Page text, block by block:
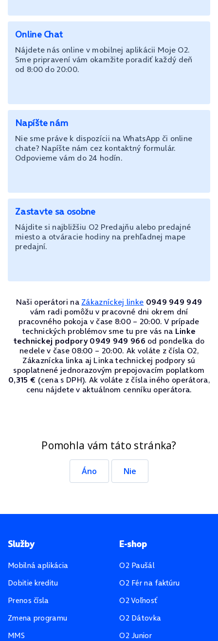
Online Chat
Nájdete nás online v mobilnej aplikácii Moje O2.
Sme pripravení vám okamžite poradiť každý deň
od 8:00 do 20:00.
Napíšte nám
Nie sme práve k dispozícii na WhatsApp či online
chate? Napíšte nám cez kontaktný formulár.
Odpovieme vám do 24 hodín.
Zastavte sa osobne
Nájdite si najbližšiu O2 Predajňu alebo predajné
miesto a otváracie hodiny na prehľadnej mape
predajní.
Naši operátori na Zákazníckej linke 0949 949 949
vám radi pomôžu v pracovné dni okrem dní
pracovného pokoja v čase 8:00 – 20:00. V prípade
technických problémov sme tu pre vás na Linke
technickej podpory 0949 949 966 od pondelka do
nedele v čase 08:00 – 20:00. Ak voláte z čísla O2,
Zákaznícka linka aj Linka technickej podpory sú
spoplatnené jednorazovým prepojovacím poplatkom
0,315 € (cena s DPH). Ak voláte z čísla iného operátora,
cenu nájdete v aktuálnom cenníku operátora.
Pomohla vám táto stránka?
Áno Nie
Pätička stránky
Služby
Mobilná aplikácia
Dobitie kreditu
Prenos čísla
Zmena programu
MMS
E-shop
O2 Paušál
O2 Fér na faktúru
O2 Voľnosť
O2 Dátovka
O2 Junior